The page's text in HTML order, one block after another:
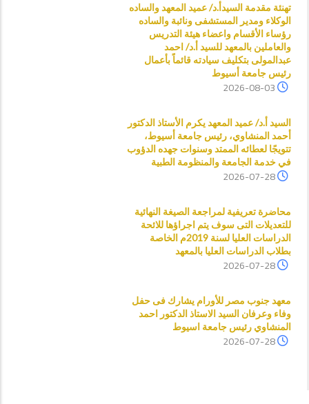
تهنئة مقدمة السيدأ.د/ عميد المعهد والساده
الوكلاء ومدير المستشفى ونائبة والساده
رؤساء الأقسام واعضاء هيئة التدريس
والعاملين بالمعهد للسيد أ.د/ احمد
عبدالمولى بتكليف سيادته قائماً بأعمال
رئيس جامعة أسيوط
2026-08-03
السيد أ.د/ عميد المعهد يكرم الأستاذ الدكتور
أحمد المنشاوي، رئيس جامعة أسيوط،
تتويجًا لعطائه الممتد وسنوات جهده الدؤوب
في خدمة الجامعة والمنظومة الطبية
2026-07-28
محاضرة تعريفية لمراجعة الصيغة النهائية
للتعديلات التى سوف يتم اجراؤها للائحة
الدراسات العليا لسنة 2019م الخاصة
بطلاب الدراسات العليا بالمعهد
2026-07-28
معهد جنوب مصر للأورام يشارك فى حفل
وفاء وعرفان السيد الاستاذ الدكتور احمد
المنشاوي رئيس جامعة اسيوط
2026-07-28